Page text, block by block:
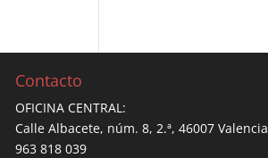
Contacto
OFICINA CENTRAL:
Calle Albacete, núm. 8, 2.ª, 46007 Valencia
963 818 039